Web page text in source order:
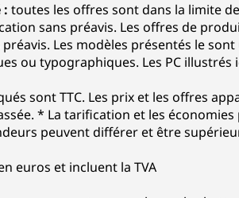
: toutes les offres sont dans la limite
sans préavis. Les offres de
Les modèles présentés le
ou typographiques. Les PC illustrés
sont TTC. Les prix et les offres
* La tarification et les
peuvent différer et être
euros et incluent la TVA